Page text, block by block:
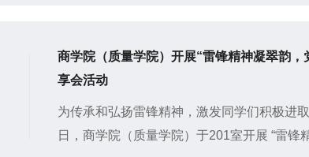
商学院（质量学院）开展“雷锋精神凝翠韵，
享会活动
为传承和弘扬雷锋精神，激发同学们积极进
日，商学院（质量学院）于201室开展 “雷锋